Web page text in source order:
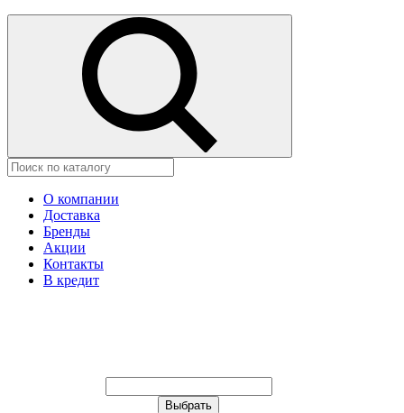
О компании
Доставка
Бренды
Акции
Контакты
В кредит